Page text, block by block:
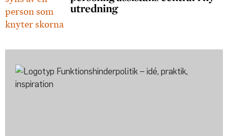
utredning